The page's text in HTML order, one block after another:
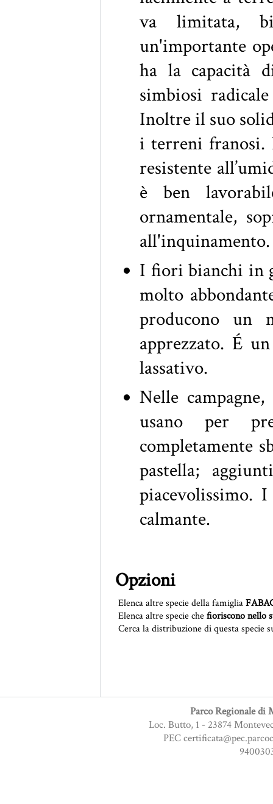
va limitata,
un'importante
ha la capacità
simbiosi
Inoltre il suo
i terreni franosi.
resistente
è ben
ornamentale,
all'inquinamento.
I fiori bianchi in
molto
producono un
apprezzato. É
lassativo.
Nelle
usano per
completamente
pastella;
piacevolissimo.
calmante.
Opzioni
Elenca altre specie della famiglia
Elenca altre specie chefioriscono nello
Cerca la distribuzione di questa specie
Parco Regionale di
Loc. Butto, 1 - 23874
PEC